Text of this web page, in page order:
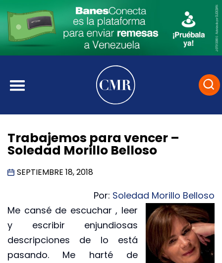
Trabajemos para vencer –
Soledad Morillo Belloso
SEPTIEMBRE 18, 2018
Por: Soledad Morillo Belloso
Me cansé de escuchar , leer
y escribir enjundiosas
descripciones de lo está
pasando. Me harté de